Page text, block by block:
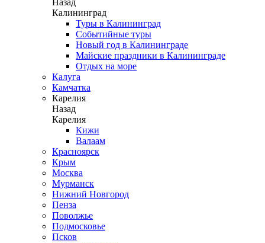
Назад
Калининград
Туры в Калининград
Событийные туры
Новый год в Калининграде
Майские праздники в Калининграде
Отдых на море
Калуга
Камчатка
Карелия
Назад
Карелия
Кижи
Валаам
Красноярск
Крым
Москва
Мурманск
Нижний Новгород
Пенза
Поволжье
Подмосковье
Псков